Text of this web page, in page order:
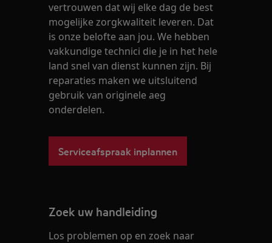
vertrouwen dat wij elke dag de best
mogelijke zorgkwaliteit leveren. Dat
is onze belofte aan jou. We hebben
vakkundige technici die je in het hele
land snel van dienst kunnen zijn. Bij
reparaties maken we uitsluitend
gebruik van originele aeg
onderdelen.
Serviceafspraak inplannen
Zoek uw handleiding
Los problemen op en zoek naar